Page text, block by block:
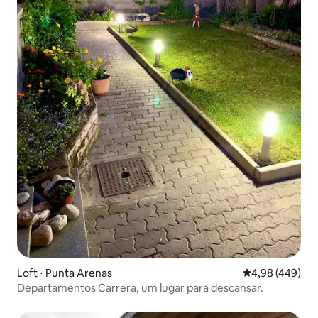
Loft ⋅ Punta Arenas 4,98 de uma
4,98 (449)
Departamentos Carrera, um lugar para descansar.